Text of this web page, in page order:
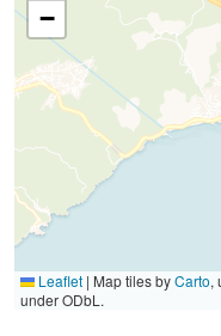
−
Leaflet | Map tiles byCarto,
under ODbL.